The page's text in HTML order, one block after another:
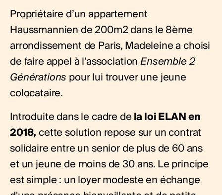
Propriétaire d’un appartement
Haussmannien de 200m2 dans le 8ème
arrondissement de Paris, Madeleine a choisi
de faire appel à l’associationEnsemble 2
Générations pour lui trouver une jeune
colocataire.
Introduite dans le cadre dela loi ELAN en
2018,cette solution repose sur un contrat
solidaire entre un senior de plus de 60 ans
et un jeune de moins de 30 ans. Le principe
est simple : un loyer modeste en échange